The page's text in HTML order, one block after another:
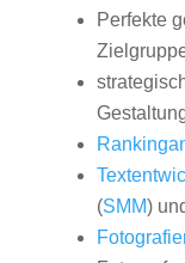
Perfekte
(SMM)